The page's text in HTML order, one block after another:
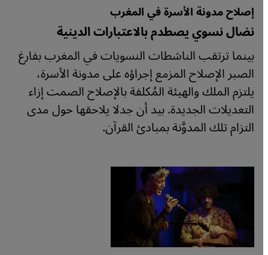
إصلاح مدونة الأسرة في المغرب
نضال نسوي يصطدم بالاعتبارات الدينية
بينما ترتقب الناشطات النسويات في المغرب بفارغ
الصبر الإصلاح المزمع إجراؤه على مدونة الأسرة،
يلتزم الملك والهيئة المُكلفة بالإصلاح الصمت إزاء
التعديلات الجديدة. بيد أن جدلا يلاحقها حول مدى
التزام تلك المدوَّنة بمبادئ القرآن.